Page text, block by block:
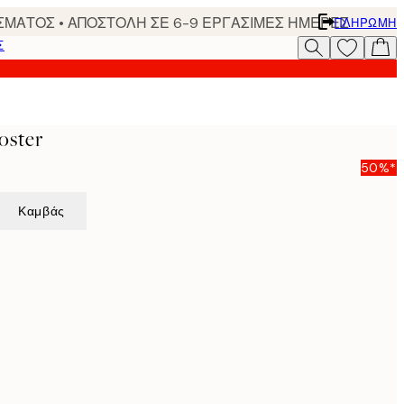
• ΑΠΟΣΤΟΛΗ ΣΕ 6-9 ΕΡΓΑΣΙΜΕΣ ΗΜΕΡΕΣΠΛΗΡΩΜΉ
50%*
Καμβάς